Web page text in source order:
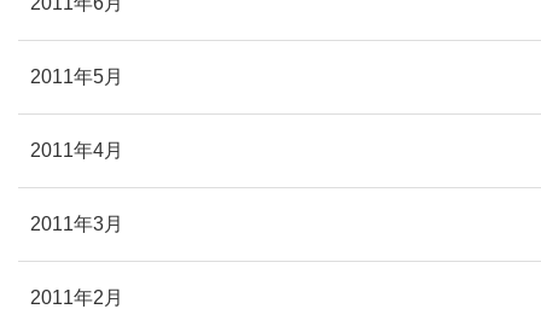
2011年5月
2011年4月
2011年3月
2011年2月